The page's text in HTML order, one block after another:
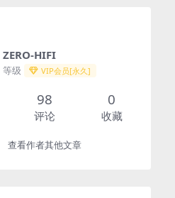
ZERO-HIFI
等级 VIP会员[永久]
98
评论
0
收藏
查看作者其他文章